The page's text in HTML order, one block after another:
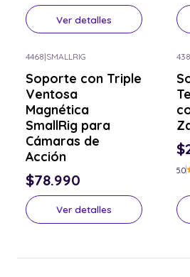
Ver detalles
4468|SMALLRIG
Soporte con Triple
Ventosa
Magnética
SmallRig para
Cámaras de
Acción
$78.990
Ver detalles
5.0